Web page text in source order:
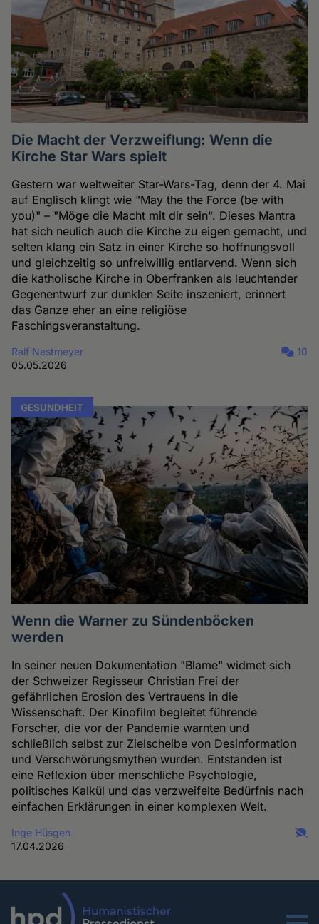
Die Macht der Verzweiflung: Wenn die
Kirche Star Wars spielt
Gestern war weltweiter Star-Wars-Tag, denn der 4. Mai
auf Englisch klingt wie "May the the Force (be with
you)" – "Möge die Macht mit dir sein". Dieses Mantra
hat sich neulich auch die Kirche zu eigen gemacht, und
selten klang ein Satz in einer Kirche so hoffnungsvoll
und gleichzeitig so unfreiwillig entlarvend. Wenn sich
die katholische Kirche in Oberfranken als leuchtender
Gegenentwurf zur dunklen Seite inszeniert, erinnert
das Ganze eher an eine religiöse
Faschingsveranstaltung.
Ralf Nestmeyer
05.05.2026
10
GESUNDHEIT
Wenn die Warner zu Sündenböcken
werden
In seiner neuen Dokumentation "Blame" widmet sich
der Schweizer Regisseur Christian Frei der
gefährlichen Erosion des Vertrauens in die
Wissenschaft. Der Kinofilm begleitet führende
Forscher, die vor der Pandemie warnten und
schließlich selbst zur Zielscheibe von Desinformation
und Verschwörungsmythen wurden. Entstanden ist
eine Reflexion über menschliche Psychologie,
politisches Kalkül und das verzweifelte Bedürfnis nach
einfachen Erklärungen in einer komplexen Welt.
Inge Hüsgen
17.04.2026